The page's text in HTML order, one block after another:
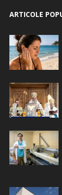
ARTICOLE